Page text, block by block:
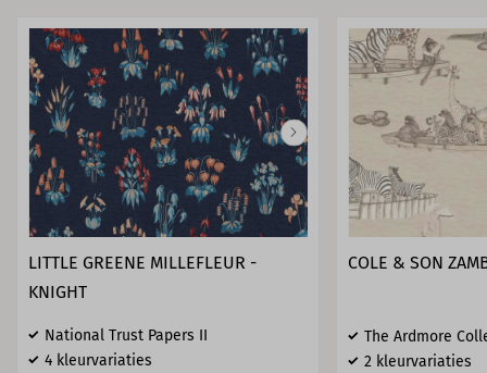
LITTLE GREENE MILLEFLEUR -
KNIGHT
National Trust Papers II
4 kleurvariaties
COLE & SON
The Ardmore
2 kleurvariaties